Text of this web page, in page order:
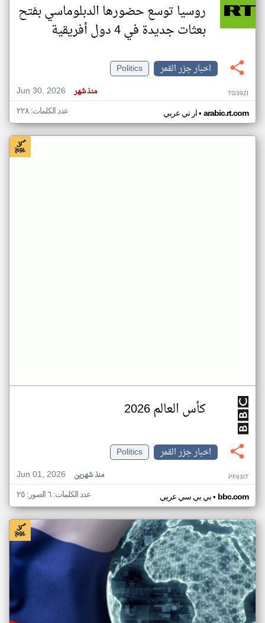
روسيا توسع حضورها الدبلوماسي بفتح
بعثات جديدة في 4 دول أفريقية
اخبار جزر القمر
Politics
Jun 30, 2026
منذ شهر TG39ZI
ار تي عربي• arabic.rt.com عدد الكلمات: ٢٢٨
كأس العالم 2026
اخبار جزر القمر
Politics
Jun 01, 2026
منذ شهرين PF63IT
بي بي سي عربي• bbc.com عدد الكلمات: ٦ الصور: ٢٥